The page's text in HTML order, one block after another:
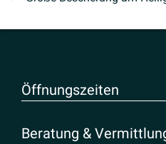
Öffnungs­zeiten
Beratung &